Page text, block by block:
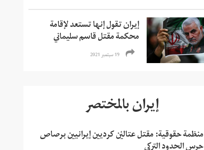
إيران تقول إنها تستعد لإقامة
محكمة مقتل قاسم سليماني
19 سبتمبر 2021
إيران بالمختصر
منظمة حقوقية: مقتل عتاليْن كرديين إيرانيين برصاص